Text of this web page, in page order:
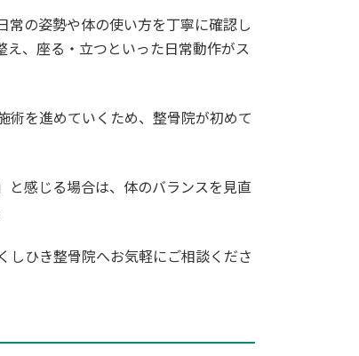
常の姿勢や体の使い方を丁寧に確認し
、座る・立つといった日常動作がス
術を進めていくため、整骨院が初めて
と感じる場合は、体のバランスを見直
しひき整骨院へお気軽にご相談くださ